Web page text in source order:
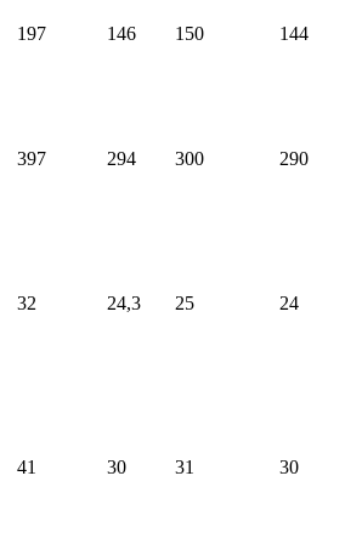
197 146 150 144
397 294 300 290
32 24,3 25 24
41 30 31 30